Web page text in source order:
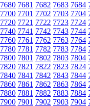
7680 7681 7682 7683 7684
7700 7701 7702 7703 7704
7720 7721 7722 7723 7724
7740 7741 7742 7743 7744
7760 7761 7762 7763 7764
7780 7781 7782 7783 7784
7800 7801 7802 7803 7804
7820 7821 7822 7823 7824
7840 7841 7842 7843 7844
7860 7861 7862 7863 7864
7880 7881 7882 7883 7884
7900 7901 7902 7903 7904